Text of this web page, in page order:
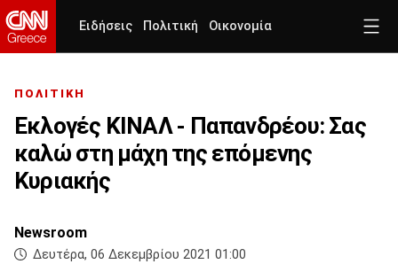
Ειδήσεις Πολιτική Οικονομία
ΠΟΛΙΤΙΚΗ
Εκλογές ΚΙΝΑΛ - Παπανδρέου: Σας
καλώ στη μάχη της επόμενης
Κυριακής
Newsroom
Δευτέρα, 06 Δεκεμβρίου 2021 01:00